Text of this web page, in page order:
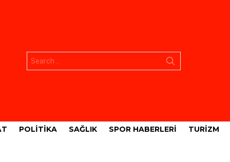
POLITIKA SAĞLIK SPOR HABERLERI TURIZM